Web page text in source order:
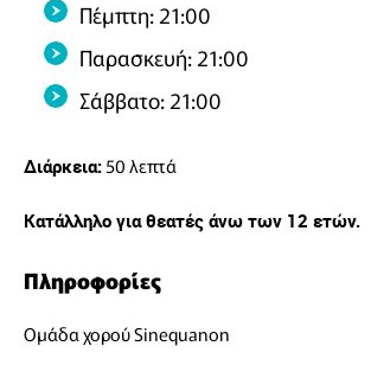
Πέμπτη: 21:00
Παρασκευή: 21:00
Σάββατο: 21:00
Διάρκεια: 50 λεπτά
Κατάλληλο για θεατές άνω των 12 ετών.
Πληροφορίες
Ομάδα χορού Sinequanon